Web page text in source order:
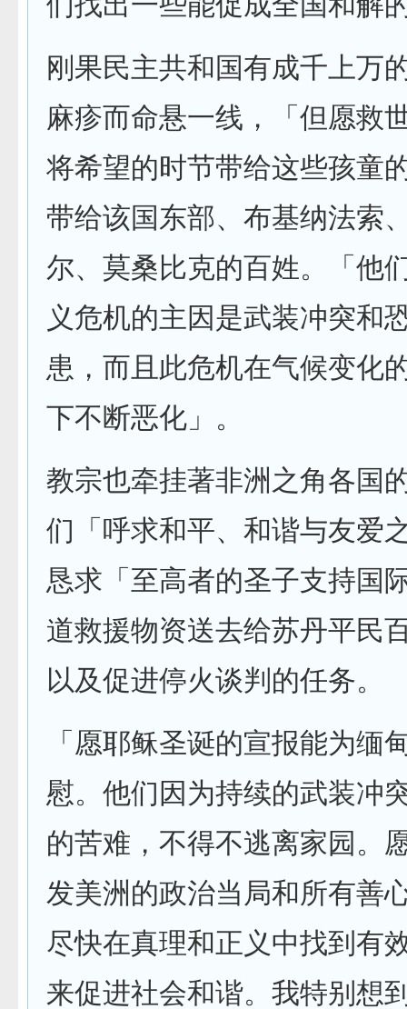
刚果民主共和国有成千上万
麻疹而命悬一线，「但愿救
将希望的时节带给这些孩童
带给该国东部、布基纳法索
尔、莫桑比克的百姓。「他
义危机的主因是武装冲突和
患，而且此危机在气候变化
下不断恶化」。
教宗也牵挂著非洲之角各国
们「呼求和平、和谐与友爱
恳求「至高者的圣子支持国
道救援物资送去给苏丹平民
以及促进停火谈判的任务。
「愿耶稣圣诞的宣报能为缅
慰。他们因为持续的武装冲
的苦难，不得不逃离家园。
发美洲的政治当局和所有善
尽快在真理和正义中找到有
来促进社会和谐。我特别想